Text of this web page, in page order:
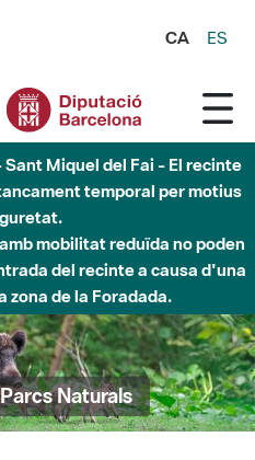
CA ES
Miquel del Fai - El recinte
temporal per motius
mobilitat reduïda no poden
del recinte a causa d'una
zona de la Foradada.
Naturals